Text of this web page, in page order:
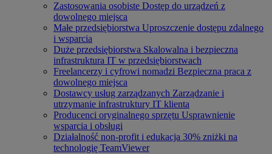
Zastosowania osobiste Dostęp do urządzeń z
dowolnego miejsca
Małe przedsiębiorstwa Uproszczenie dostępu zdalnego
i wsparcia
Duże przedsiębiorstwa Skalowalna i bezpieczna
infrastruktura IT w przedsiębiorstwach
Freelancerzy i cyfrowi nomadzi Bezpieczna praca z
dowolnego miejsca
Dostawcy usług zarządzanych Zarządzanie i
utrzymanie infrastruktury IT klienta
Producenci oryginalnego sprzętu Usprawnienie
wsparcia i obsługi
Działalność non-profit i edukacja 30% zniżki na
technologię TeamViewer